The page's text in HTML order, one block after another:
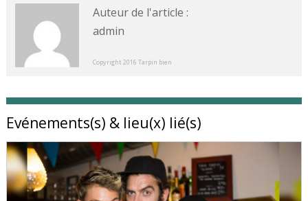
Auteur de l'article :
admin
Copyright 2016 Tarpin bien
Evénements(s) & lieu(x) lié(s)